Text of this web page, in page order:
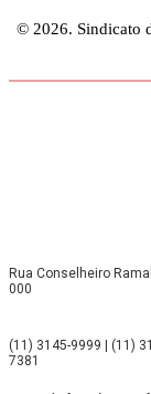
© 2026. Sindicato
Rua Conselheiro
000
(11) 3145-9999 | (11)
7381